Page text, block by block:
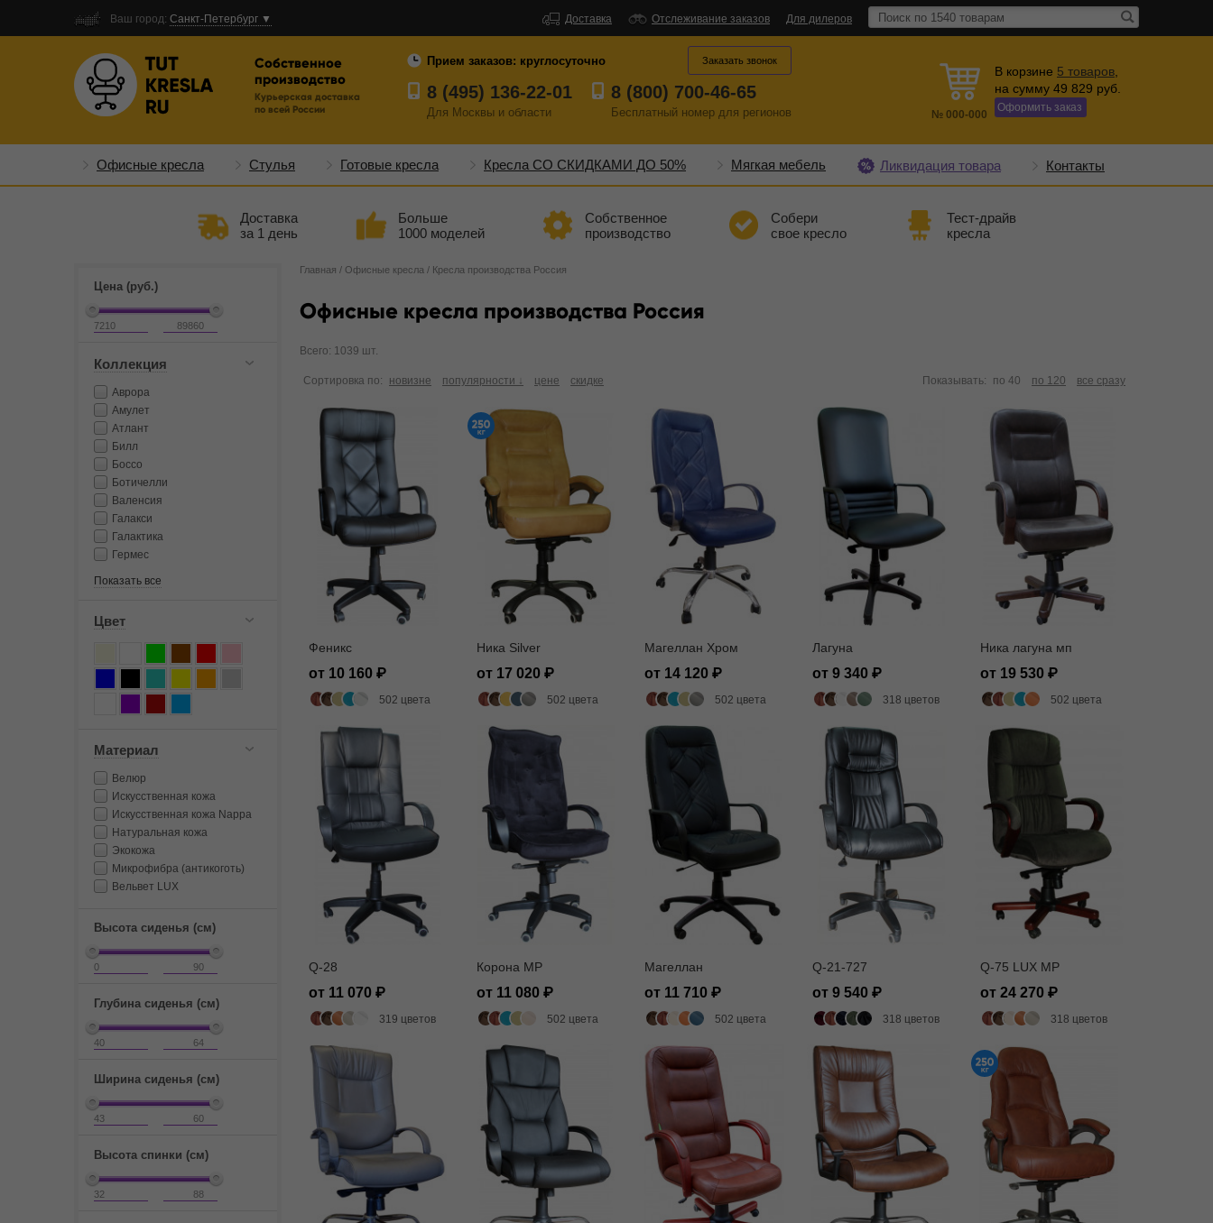
Ваш город: Санкт-Петербург ▼ Доставка Отслеживание заказов Для дилеров
Собственное
производство
Курьерская доставка
по всей России
Прием заказов: круглосуточно
8 (495) 136-22-01
Для Москвы и области
8 (800) 700-46-65
Бесплатный номер для регионов
Заказать звонок
№ 000-000
В корзине 5 товаров
на сумму 49 829 руб.
Оформить заказ
Офисные кресла Стулья Готовые кресла Кресла СО СКИДКАМИ ДО 50% Мягкая мебель Ликвидация товара Контакты
Доставка
за 1 день
Больше
1000 моделей
Собственное
производство
Собери
свое кресло
Тест-драйв
кресла
Цена (руб.)
Коллекция
Аврора
Амулет
Атлант
Билл
Боссо
Ботичелли
Валенсия
Галакси
Галактика
Гермес
Показать все
Цвет
Материал
Велюр
Искусственная кожа
Искусственная кожа Nappa
Натуральная кожа
Экокожа
Микрофибра (антикоготь)
Вельвет LUX
Высота сиденья (см)
Глубина сиденья (см)
Ширина сиденья (см)
Высота спинки (см)
Главная / Офисные кресла / Кресла производства Россия
Офисные кресла производства Россия
Всего: 1039 шт.
Сортировка по: новизне популярности ↓ цене скидке Показывать: по 40 по 120 все сразу
Феникс
от 10 160
502 цвета
Ника Silver
от 17 020
502 цвета
Магеллан Хром
от 14 120
502 цвета
Лагуна
от 9 340
318 цветов
Ника лагуна мп
от 19 530
502 цвета
Q-28
от 11 070
319 цветов
Корона MP
от 11 080
502 цвета
Магеллан
от 11 710
502 цвета
Q-21-727
от 9 540
318 цветов
Q-75 LUX MP
от 24 270
318 цветов